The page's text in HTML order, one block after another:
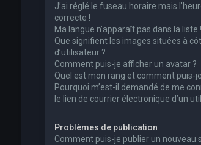
J’ai réglé le fuseau horaire mais
correcte !
Ma langue n’apparaît pas dans la liste !
Que signifient les images situées à
d’utilisateur ?
Comment puis-je afficher un avatar ?
Quel est mon rang et comment puis-
Pourquoi m’est-il demandé de me
le lien de courrier électronique d’un
Problèmes de publication
Comment puis-je publier un nouveau